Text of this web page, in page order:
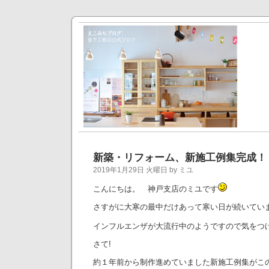
えこみちブログ
道下工務店公式ブログ
新築・リフォーム、新施工例集完成！
2019年1月29日 火曜日 by ミユ
こんにちは。 神戸支店のミユです
さすがに大寒の最中だけあって寒い日が続いてい
インフルエンザが大流行中のようですので気をつ
さて!
約１年前から制作進めていました新施工例集がこ